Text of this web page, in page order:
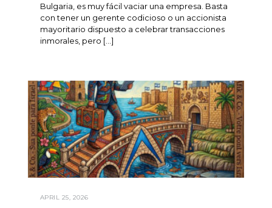
Bulgaria, es muy fácil vaciar una empresa. Basta
con tener un gerente codicioso o un accionista
mayoritario dispuesto a celebrar transacciones
inmorales, pero […]
APRIL 25, 2026